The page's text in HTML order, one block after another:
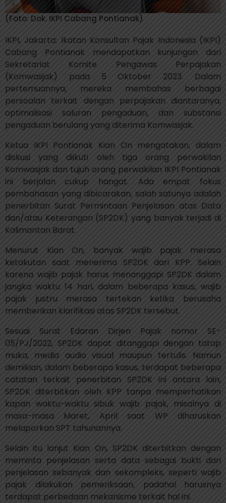
(Foto: Dok. IKPI Cabang Pontianak)
IKPI, Jakarta: Ikatan Konsultan Pajak Indonesia (IKPI)
Cabang Pontianak mendapatkan kunjungan dari
Sekretariat Komite Pengawas Perpajakan
(Komwasjak) pada 5 Oktober 2023. Dalam
pertemuannya, mereka membahas berbagai
persoalan terkait dengan perpajakan diantaranya,
optimalisasi saluran pengaduan, dan substansi
pengaduan berulang yang diterima Komwasjak.
Ketua IKPI Pontianak Kian On mengatakan, dalam
diskusi yang diikuti oleh tiga orang perwakilan
Komwasjak dan tujuh orang perwakilan IKPI Pontianak
ini berjalan cukup hangat. Ada empat fokus
pembahasan yang dibicarakan, salah satunya adalah
penerbitan Surat Permintaan Penjelasan atas Data
dan/atau Keterangan (SP2DK) yang banyak terjadi di
Kalimantan Barat.
Menurut Kian On, banyak wajib pajak merasa
ketakutan saat menerima SP2DK dari KPP. Selain
karena wajib pajak harus menanggapi SP2DK dalam
jangka waktu 14 hari, dalam beberapa kasus, wajib
pajak justru merasa tertekan ketika berusaha
memberikan klarifikasi atas SP2DK tersebut.
Sesuai Surat Edaran Dirjen Pajak nomor SE-
05/PJ/2022, SP2DK dapat ditanggapi dengan tatap
muka, media audio visual maupun tertulis. Namun
demikian, dalam beberapa kasus, terdapat beberapa
catatan terkait penerbitan SP2DK ini antara lain,
SP2DK diterbitkan oleh KPP tanpa memperhatikan
kapan waktu-waktu sibuk wajib pajak, misalnya di
masa-masa Maret, April saat WP diharuskan
melaporkan SPT tahunannya.
Selain itu lanjut Kian On, SP2DK diterbitkan dengan
meminta penjelasan serta data sebagai bukti dari
penjelasan sebanyak dan sekompleks, seperti wajib
pajak dilakukan pemeriksaan, padahal harusnya
terdapat perbedaan mekanisme terkait hal ini.